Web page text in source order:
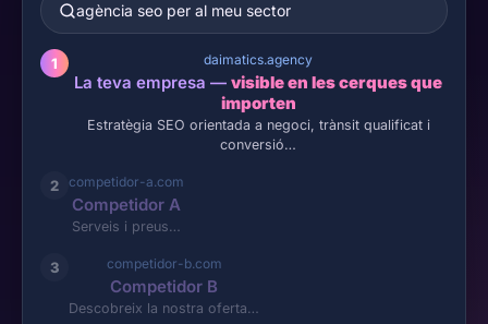
agència seo per al meu sector
1 daimatics.agency
La teva empresa — visible en les cerques que
importen
Estratègia SEO orientada a negoci, trànsit qualificat i
conversió…
2 competidor-a.com
Competidor A
Serveis i preus…
3 competidor-b.com
Competidor B
Descobreix la nostra oferta…